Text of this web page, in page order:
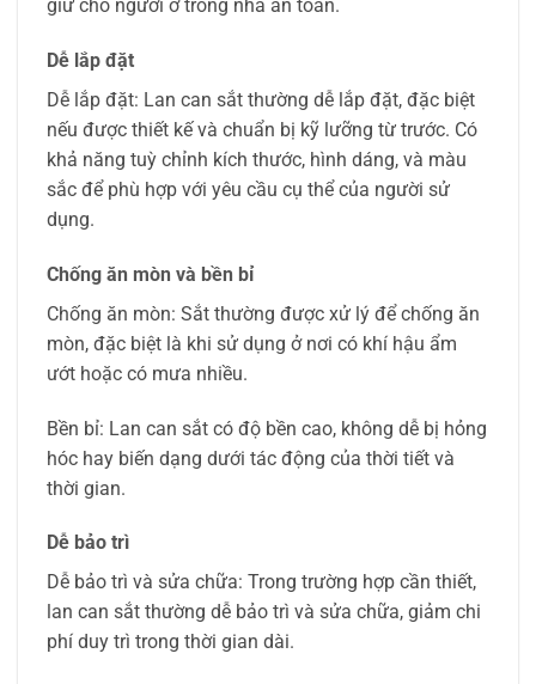
giữ cho người ở trong nhà an toàn.
Dễ lắp đặt
Dễ lắp đặt: Lan can sắt thường dễ lắp đặt, đặc biệt
nếu được thiết kế và chuẩn bị kỹ lưỡng từ trước. Có
khả năng tuỳ chỉnh kích thước, hình dáng, và màu
sắc để phù hợp với yêu cầu cụ thể của người sử
dụng.
Chống ăn mòn và bền bỉ
Chống ăn mòn: Sắt thường được xử lý để chống ăn
mòn, đặc biệt là khi sử dụng ở nơi có khí hậu ẩm
ướt hoặc có mưa nhiều.
Bền bỉ: Lan can sắt có độ bền cao, không dễ bị hỏng
hóc hay biến dạng dưới tác động của thời tiết và
thời gian.
Dễ bảo trì
Dễ bảo trì và sửa chữa: Trong trường hợp cần thiết,
lan can sắt thường dễ bảo trì và sửa chữa, giảm chi
phí duy trì trong thời gian dài.